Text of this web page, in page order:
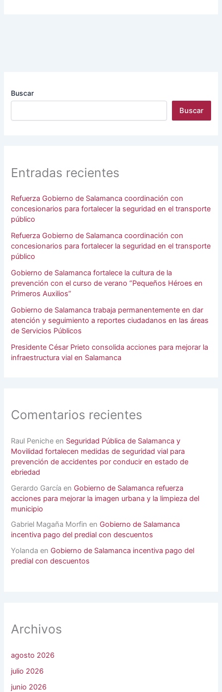
Buscar
Buscar
Entradas recientes
Refuerza Gobierno de Salamanca coordinación con
concesionarios para fortalecer la seguridad en el transporte
público
Refuerza Gobierno de Salamanca coordinación con
concesionarios para fortalecer la seguridad en el transporte
público
Gobierno de Salamanca fortalece la cultura de la
prevención con el curso de verano “Pequeños Héroes en
Primeros Auxilios”
Gobierno de Salamanca trabaja permanentemente en dar
atención y seguimiento a reportes ciudadanos en las áreas
de Servicios Públicos
Presidente César Prieto consolida acciones para mejorar la
infraestructura vial en Salamanca
Comentarios recientes
Raul Peniche en Seguridad Pública de Salamanca y
Movilidad fortalecen medidas de seguridad vial para
prevención de accidentes por conducir en estado de
ebriedad
Gerardo García en Gobierno de Salamanca refuerza
acciones para mejorar la imagen urbana y la limpieza del
municipio
Gabriel Magaña Morfin en Gobierno de Salamanca
incentiva pago del predial con descuentos
Yolanda en Gobierno de Salamanca incentiva pago del
predial con descuentos
Archivos
agosto 2026
julio 2026
junio 2026